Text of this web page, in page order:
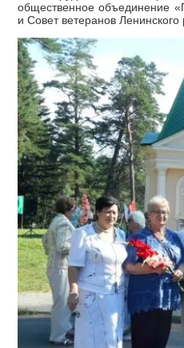
общественное объединение
и Совет ветеранов Ленинского